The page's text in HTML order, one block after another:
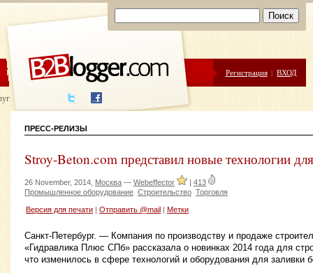
ЦЕНЫ ПОМОЩЬ Регистрация | ВХОД
написания
ПРЕСС-РЕЛИЗЫ
Stroy-Beton.com представил новые технологии
26 November, 2014, Москва — Webeffector | 413
Промышленное оборудование Строительство Торговля
Версия для печати Отправить @mail Метки
Санкт-Петербург. — Компания по производству и продаже
«Гидравлика Плюс СПб» рассказала о новинках 2014 года для
что изменилось в сфере технологий и оборудования для заливки